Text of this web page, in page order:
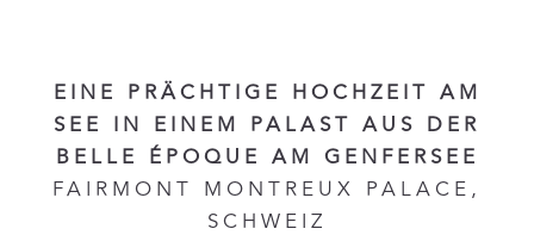
EINE PRÄCHTIGE HOCHZEIT AM
SEE IN EINEM PALAST AUS DER
BELLE ÉPOQUE AM GENFERSEE
FAIRMONT MONTREUX PALACE,
SCHWEIZ